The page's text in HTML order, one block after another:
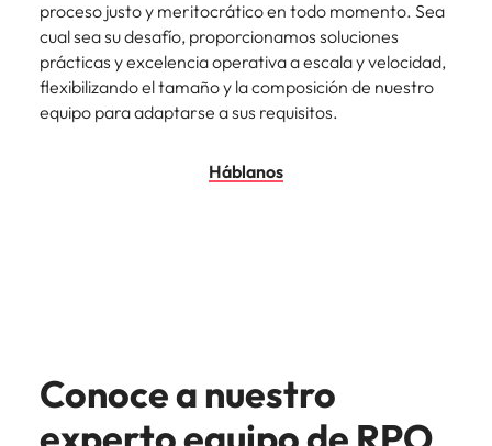
proceso justo y meritocrático en todo momento. Sea
cual sea su desafío, proporcionamos soluciones
prácticas y excelencia operativa a escala y velocidad,
flexibilizando el tamaño y la composición de nuestro
equipo para adaptarse a sus requisitos.
Háblanos
Conoce a nuestro